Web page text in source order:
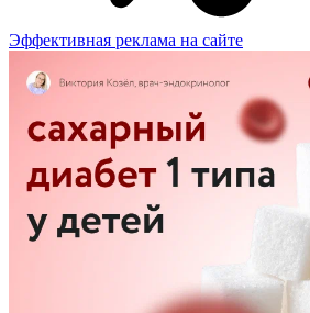
Эффективная реклама на сайте